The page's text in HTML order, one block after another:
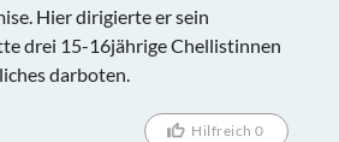
Hier dirigierte er sein
drei 15-16jährige Chellistinnen
darboten.
Hilfreich 0